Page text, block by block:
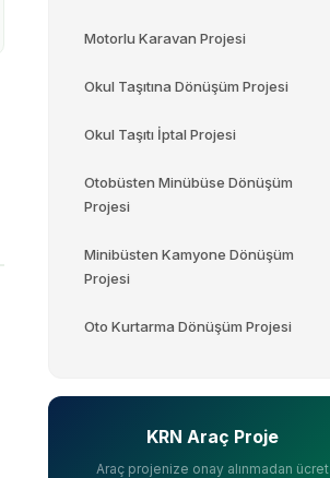
Motorlu Karavan Projesi
Okul Taşıtına Dönüşüm Projesi
Okul Taşıtı İptal Projesi
Otobüsten Minübüse Dönüşüm
Projesi
Minibüsten Kamyone Dönüşüm
Projesi
Oto Kurtarma Dönüşüm Projesi
KRN Araç Proje
Araç projenize onay alınmadan ücret